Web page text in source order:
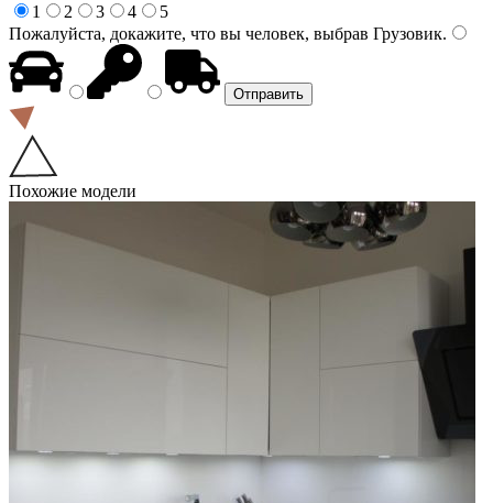
1
2 3 4
5
Пожалуйста, докажите, что вы человек, выбрав Грузовик.
Похожие модели